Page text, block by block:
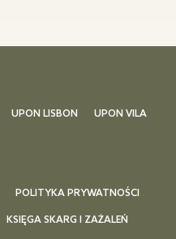
UPON LISBON UPON VILA
POLITYKA PRYWATNOŚCI
KSIĘGA SKARG I ZAŻALEŃ